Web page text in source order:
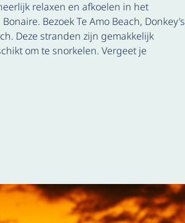
relaxen en afkoelen in het
Bezoek Te Amo Beach, Donkey’s
Deze stranden zijn gemakkelijk
om te snorkelen. Vergeet je